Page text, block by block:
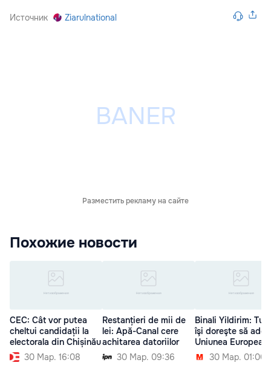
Источник Ziarulnational
Разместить рекламу на сайте
Похожие новости
CEC: Cât vor putea
cheltui candidații la
electorala din Chișinău
30 Мар. 16:08
Restanțieri de mii de
lei: Apă-Canal cere
achitarea datoriilor
30 Мар. 09:36
Binali Yildirim:
îşi doreşte să
Uniunea
30 Мар. 01:00